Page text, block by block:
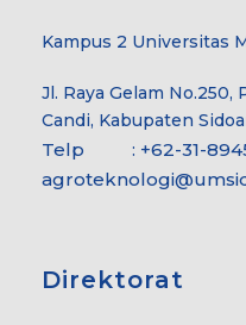
Kampus 2 Universitas
Jl. Raya Gelam No.250,
Candi, Kabupaten
Telp : +62-31-
Direktorat